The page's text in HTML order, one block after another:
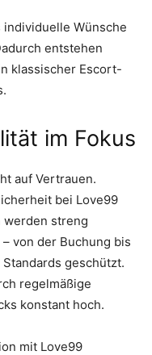
Wünsche
entstehen
klassischer Escort-
im Fokus
auf Vertrauen.
bei Love99
werden streng
von der Buchung bis
geschützt.
regelmäßige
konstant hoch.
mit Love99